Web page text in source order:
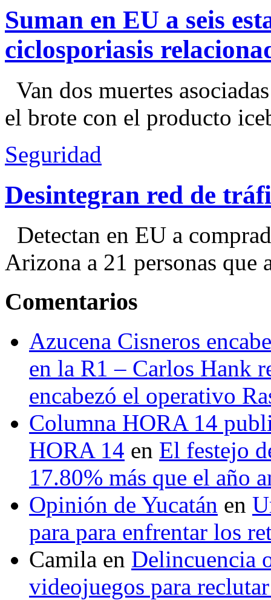
Suman en EU a seis
ciclosporiasis
Van dos muertes
el brote con el producto
Seguridad
Desintegran red de
Detectan en EU a
Arizona a 21 personas que
Comentarios
Azucena Cisneros
en la R1 – Carlos Hank
encabezó el operativo
Columna HORA 14
HORA 14 en El festejo
17.80% más que el año
Opinión de Yucatán en
para para enfrentar los
Camila en Delincuencia
videojuegos para